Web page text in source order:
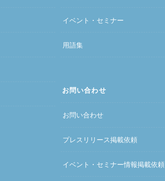
イベント・セミナー
用語集
お問い合わせ
お問い合わせ
プレスリリース掲載依頼
イベント・セミナー情報掲載依頼